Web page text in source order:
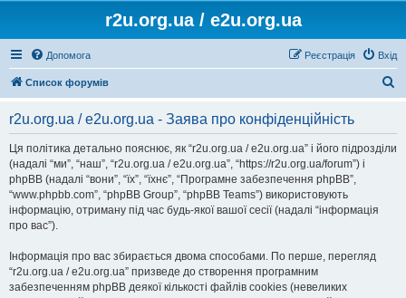
r2u.org.ua / e2u.org.ua
Допомога Вхід
Реєстрація
Список форумів
r2u.org.ua / e2u.org.ua - Заява про конфіденційність
Ця політика детально пояснює, як “r2u.org.ua / e2u.org.ua” і його підрозділи
(надалі “ми”, “наш”, “r2u.org.ua / e2u.org.ua”, “https://r2u.org.ua/forum”) і
phpBB (надалі “вони”, “їх”, “їхнє”, “Програмне забезпечення phpBB”,
“www.phpbb.com”, “phpBB Group”, “phpBB Teams”) використовують
інформацію, отриману під час будь-якої вашої сесії (надалі “інформація
про вас”).
Інформація про вас збирається двома способами. По перше, перегляд
“r2u.org.ua / e2u.org.ua” призведе до створення програмним
забезпеченням phpBB деякої кількості файлів cookies (невеликих